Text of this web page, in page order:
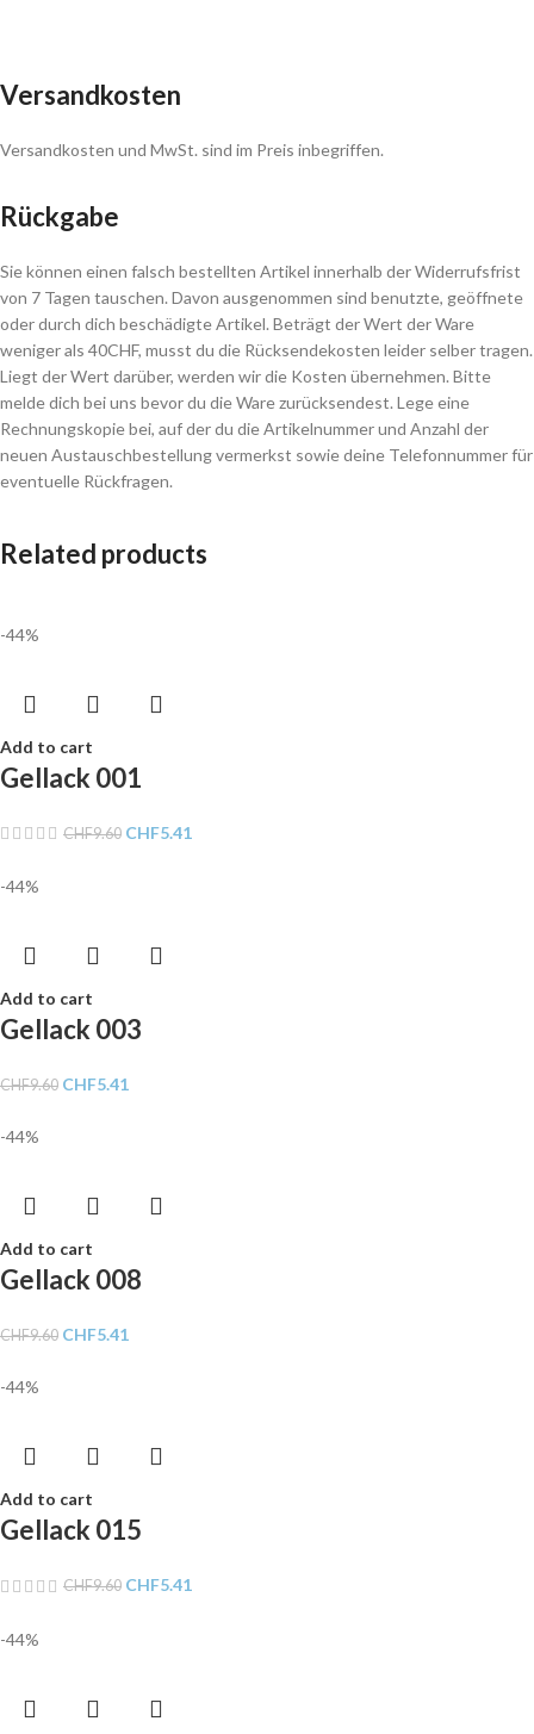
Versandkosten
Versandkosten und MwSt. sind im Preis inbegriffen.
Rückgabe
Sie können einen falsch bestellten Artikel innerhalb der Widerrufsfrist
von 7 Tagen tauschen. Davon ausgenommen sind benutzte, geöffnete
oder durch dich beschädigte Artikel. Beträgt der Wert der Ware
weniger als 40CHF, musst du die Rücksendekosten leider selber tragen.
Liegt der Wert darüber, werden wir die Kosten übernehmen. Bitte
melde dich bei uns bevor du die Ware zurücksendest. Lege eine
Rechnungskopie bei, auf der du die Artikelnummer und Anzahl der
neuen Austauschbestellung vermerkst sowie deine Telefonnummer für
eventuelle Rückfragen.
Related products
-44%
Add to cart
Gellack 001
CHF9.60 CHF5.41
-44%
Add to cart
Gellack 003
CHF9.60 CHF5.41
-44%
Add to cart
Gellack 008
CHF9.60 CHF5.41
-44%
Add to cart
Gellack 015
CHF9.60 CHF5.41
-44%